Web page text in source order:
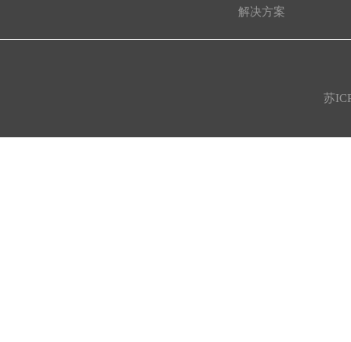
解决方案
苏